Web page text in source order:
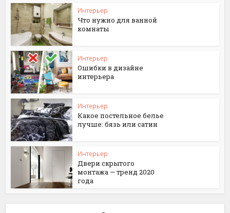
Интерьер
Что нужно для ванной
комнаты
Интерьер
Ошибки в дизайне
интерьера
Интерьер
Какое постельное белье
лучше: бязь или сатин
Интерьер
Двери скрытого
монтажа — тренд 2020
года